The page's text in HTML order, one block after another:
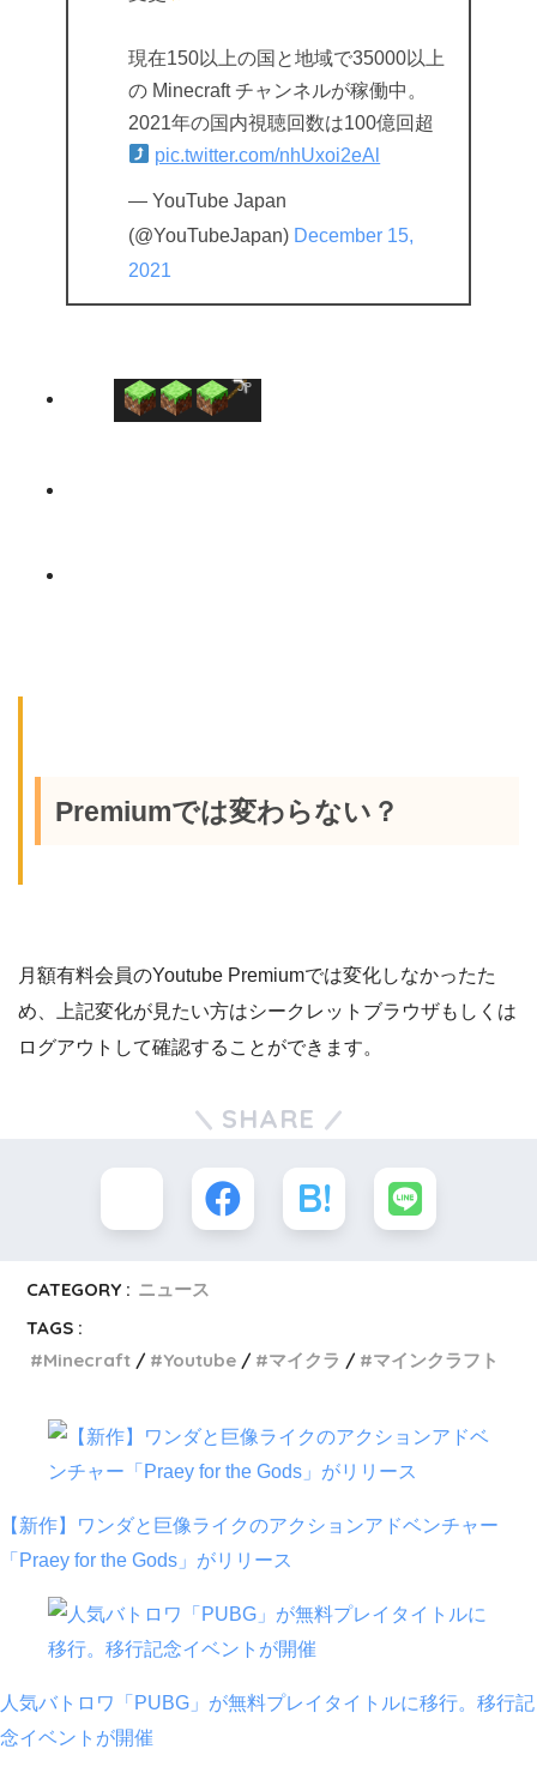
現在150以上の国と地域で35000以上
の Minecraft チャンネルが稼働中。
2021年の国内視聴回数は100億回超
pic.twitter.com/nhUxoi2eAl
— YouTube Japan
(@YouTubeJapan) December 15,
2021
Premiumでは変わらない？
月額有料会員のYoutube Premiumでは変化しなかったた
め、上記変化が見たい方はシークレットブラウザもしくは
ログアウトして確認することができます。
SHARE
CATEGORY : ニュース
TAGS :
Minecraft
Youtube マイクラ マインクラフト
【新作】ワンダと巨像ライクのアクションアドベンチャー
「Praey for the Gods」がリリース
人気バトロワ「PUBG」が無料プレイタイトルに移行。移行記
念イベントが開催